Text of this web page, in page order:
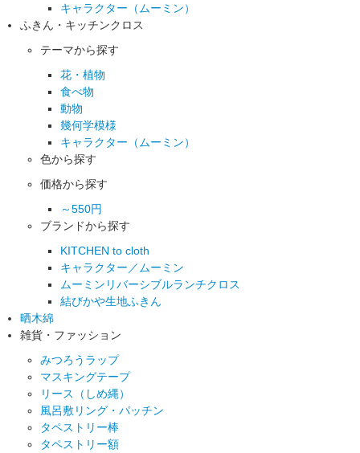
キャラクター（ムーミン）
ふきん・キッチンクロス
テーマから探す
花・植物
食べ物
動物
幾何学模様
キャラクター（ムーミン）
色から探す
価格から探す
～550円
ブランドから探す
KITCHEN to cloth
キャラクター／ムーミン
ムーミンリバーシブルランチクロス
結びかや生地ふきん
晒木綿
雑貨・ファッション
みつろうラップ
マスキングテープ
リース（しめ縄）
風呂敷リング・パッチン
タペストリー棒
タペストリー額